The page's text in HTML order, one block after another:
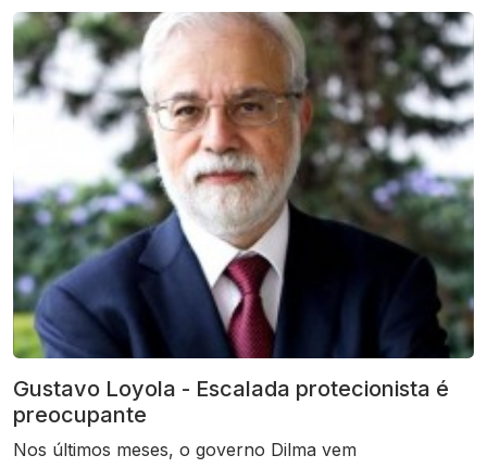
Gustavo Loyola - Escalada protecionista é
preocupante
Nos últimos meses, o governo Dilma vem